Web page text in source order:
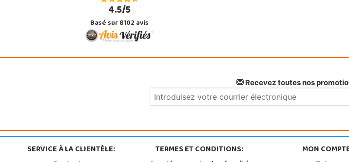
4.5/5
Basé sur 8102 avis
Recevez toutes nos
SERVICE À LA CLIENTÈLE:
TERMES ET CONDITIONS:
MON